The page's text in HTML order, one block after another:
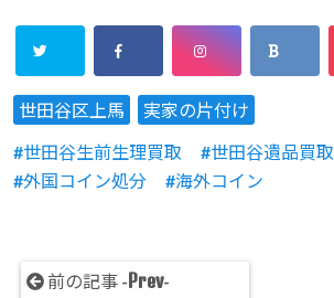
世田谷区上馬
実家の片付け
世田谷生前生理買取
世田谷遺品買取
外国コイン処分
海外コイン
前の記事 -Prev-